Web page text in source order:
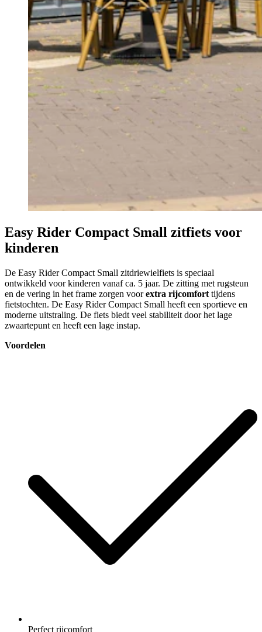
Easy Rider Compact Small zitfiets voor
kinderen
De Easy Rider Compact Small zitdriewielfiets is speciaal
ontwikkeld voor kinderen vanaf ca. 5 jaar. De zitting met rugsteun
en de vering in het frame zorgen voorextra rijcomfort tijdens
fietstochten. De Easy Rider Compact Small heeft een sportieve en
moderne uitstraling. De fiets biedt veel stabiliteit door het lage
zwaartepunt en heeft een lage instap.
Voordelen
Perfect rijcomfort